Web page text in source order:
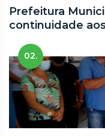
Prefeitura
continuidade
02.